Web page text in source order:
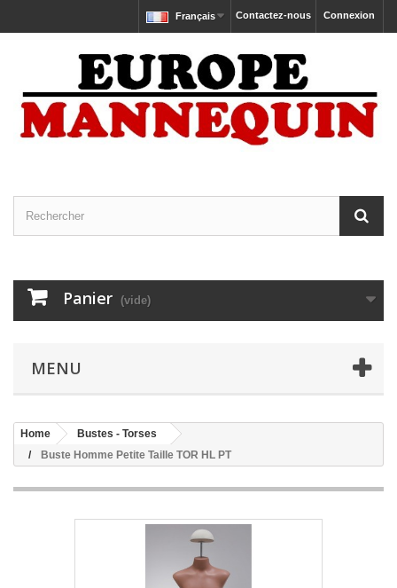
Connexion
Contactez-nous
Français
Panier (vide)
MENU
Home
Bustes - Torses
Buste Homme Petite Taille TOR HL PT